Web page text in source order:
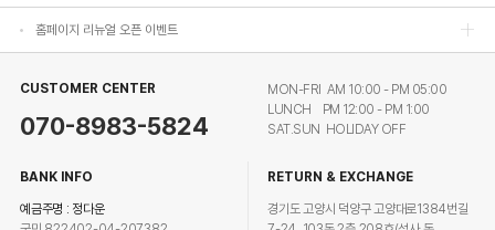
홈페이지 리뉴얼 오픈 이벤트
CUSTOMER CENTER
070-8983-5824
MON-FRI AM 10:00 - PM 05:00
LUNCH PM 12:00 - PM 1:00
SAT.SUN HOLIDAY OFF
BANK INFO
예금주명 : 정다운
RETURN & EXCHANGE
경기도 고양시 덕양구 고양대로1384번길